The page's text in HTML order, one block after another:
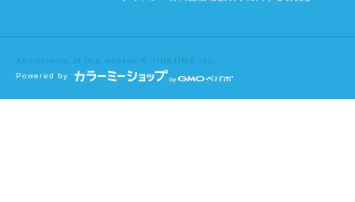
All contents of this website © THISTIME Inc.
Powered by